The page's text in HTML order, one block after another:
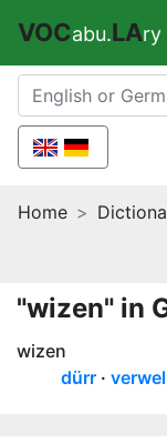
VOCabu.LAry
Home
"wizen" in
wizen
dürr